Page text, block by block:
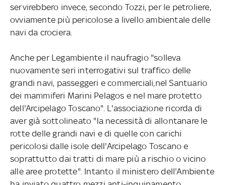
servirebbero invece, secondo Tozzi, per le petroliere,
ovviamente più pericolose a livello ambientale delle
navi da crociera.
Anche per Legambiente il naufragio "solleva
nuovamente seri interrogativi sul traffico delle
grandi navi, passeggeri e commerciali,nel Santuario
dei mammiferi Marini Pelagos e nel mare protetto
dell'Arcipelago Toscano". L'associazione ricorda di
aver già sottolineato "la necessità di allontanare le
rotte delle grandi navi e di quelle con carichi
pericolosi dalle isole dell'Arcipelago Toscano e
soprattutto dai tratti di mare più a rischio o vicino
alle aree protette". Intanto il ministero dell'Ambiente